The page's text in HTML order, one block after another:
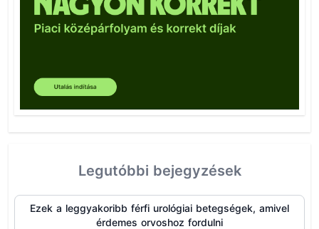
Legutóbbi bejegyzések
Ezek a leggyakoribb férfi urológiai betegségek, amivel
érdemes orvoshoz fordulni